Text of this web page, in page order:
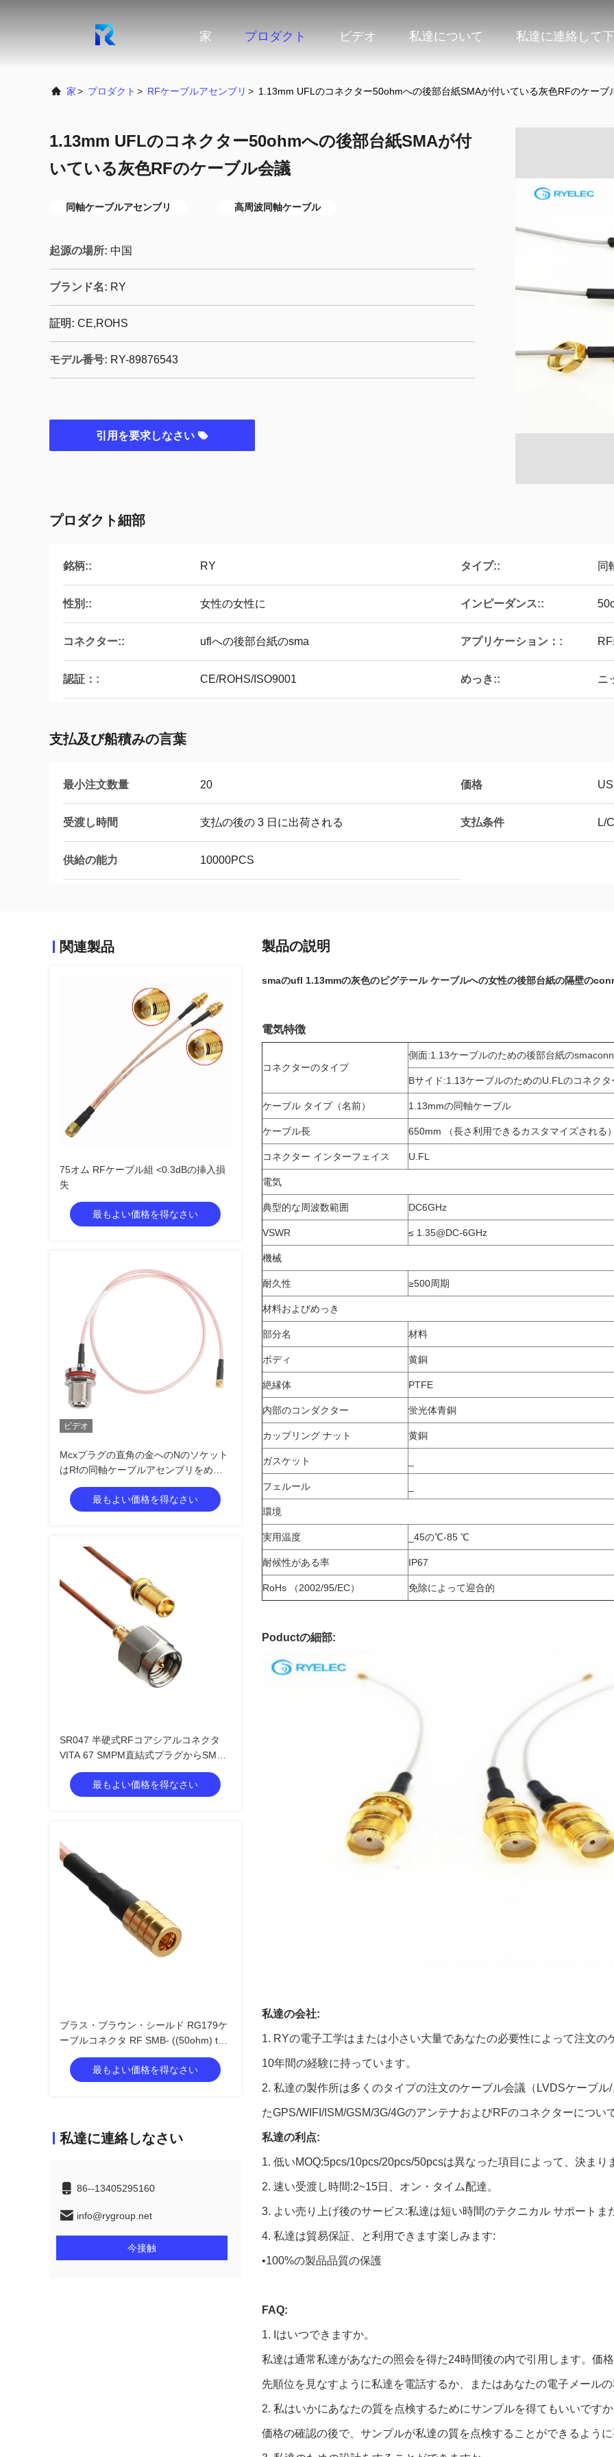
家 プロダクト ビデオ 私達について 私達に連絡して
家> プロダクト > RFケーブルアセンブリ > 1.13mm UFLのコネクター50ohmへの後部台紙SMAが付いている灰色RFのケーブ
1.13mm UFLのコネクター50ohmへの後部台紙SMAが付
いている灰色RFのケーブル会議
同軸ケーブルアセンブリ 高周波同軸ケーブル
起源の場所: 中国
ブランド名: RY
証明: CE,ROHS
モデル番号: RY-89876543
引用を要求しなさい
プロダクト細部
銘柄:: RY タイプ:: 同
性別:: 女性の女性に インピーダンス::
コネクター:: uflへの後部台紙のsma アプリケーション：:
認証：: CE/ROHS/ISO9001 めっき:: ニ
支払及び船積みの言葉
最小注文数量 20 価格
受渡し時間 支払の後の 3 日に出荷される 支払条件 L/
供給の能力 10000PCS
関連製品
75オム RFケーブル組 <0.3dBの挿入損
失
最もよい価格を得なさい
ビデオ
Mcxプラグの直角の金へのNのソケット
はRfの同軸ケーブルアセンブリをめっ
きした
最もよい価格を得なさい
SR047 半硬式RFコアシアルコネクタ
VITA 67 SMPM直結式プラグからSMA
男性直結式プラグ
最もよい価格を得なさい
ブラス・ブラウン・シールド RG179ケ
ーブルコネクタ RF SMB- ((50ohm) to
SMB-75 ((750hm) コネクタ
最もよい価格を得なさい
私達に連絡しなさい
86--13405295160
info@rygroup.net
今接触
製品の説明
smaのufl 1.13mmの灰色のピグテール ケーブルへの女性の後部台紙の隔壁の
電気特徴
コネクターのタイプ
側面:1.13ケーブルのための後部台紙の
Bサイド:1.13ケーブルのためのU.FLのコネクタ
ケーブル タイプ（名前） 1.13mmの同軸ケーブル
ケーブル長 650mm （長さ利用できるカスタマイズされる）
コネクター インターフェイス U.FL
電気
典型的な周波数範囲 DC6GHz
VSWR ≤ 1.35@DC-6GHz
機械
耐久性 ≥500周期
材料およびめっき
部分名 材料
ボディ 黄銅
絶縁体 PTFE
内部のコンダクター 蛍光体青銅
カップリング ナット 黄銅
ガスケット
フェルール
環境
実用温度 _45の℃-85 ℃
耐候性がある率 IP67
RoHs （2002/95/EC） 免除によって迎合的
Poductの細部:
私達の会社:
1. RYの電子工学はまたは小さい大量であなたの必要性によって注文
10年間の経験に持っています。
2. 私達の製作所は多くのタイプの注文のケーブル会議（LVDSケーブ
たGPS/WIFI/ISM/GSM/3G/4GのアンテナおよびRFのコネクターについ
私達の利点:
1. 低いMOQ:5pcs/10pcs/20pcs/50pcsは異なった項目によって、決まり
2. 速い受渡し時間:2~15日、オン・タイム配達。
3. よい売り上げ後のサービス:私達は短い時間のテクニカル サポートま
4. 私達は貿易保証、と利用できます楽しみます:
•100%の製品品質の保護
FAQ:
1. Iはいつできますか。
私達は通常私達があなたの照会を得た24時間後の内で引用します。価
先順位を見なすように私達を電話するか、またはあなたの電子メールの
2. 私はいかにあなたの質を点検するためにサンプルを得てもいいですか
価格の確認の後で、サンプルが私達の質を点検することができるように